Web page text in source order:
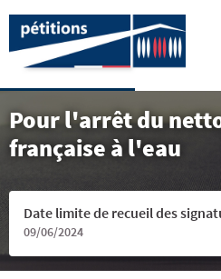
Pour l'arrêt du
française à l'eau
Date limite de recueil des
09/06/2024